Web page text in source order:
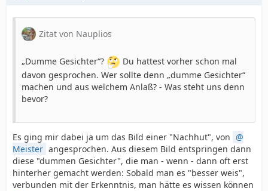
Zitat von Nauplios
„Dumme Gesichter“?
Du hattest vorher schon mal
davon gesprochen. Wer sollte denn „dumme Gesichter“
machen und aus welchem Anlaß? - Was steht uns denn
bevor?
Es ging mir dabei ja um das Bild einer "Nachhut", von
Meister angesprochen. Aus diesem Bild entspringen dann
diese "dummen Gesichter", die man - wenn - dann oft erst
hinterher gemacht werden: Sobald man es "besser weis",
verbunden mit der Erkenntnis, man hätte es wissen können